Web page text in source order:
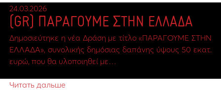
24.03.2026
(GR) ΠΑΡΑΓΟΥΜΕ ΣΤΗΝ ΕΛΛΑΔΑ
Δημοσιεύτηκε η νέα Δράση με τίτλο «ΠΑΡΑΓΟΥΜΕ ΣΤΗΝ
ΕΛΛΑΔΑ», συνολικής δημόσιας δαπάνης ύψους 50 εκατ.
ευρώ, που θα υλοποιηθεί με…
Читать дальше